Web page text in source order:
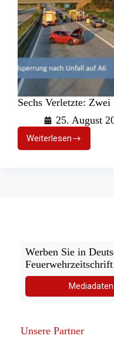
Sechs Verletzte:
25. August
Weiterlesen
Sechs
Verletzte:
Werben Sie in
Unsere Partner